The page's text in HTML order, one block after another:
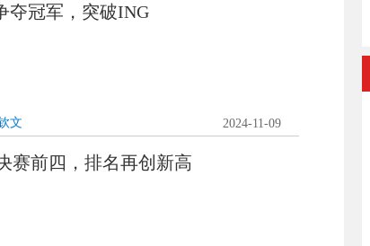
夺冠军，突破ING
文 2024-11-09
赛前四，排名再创新高